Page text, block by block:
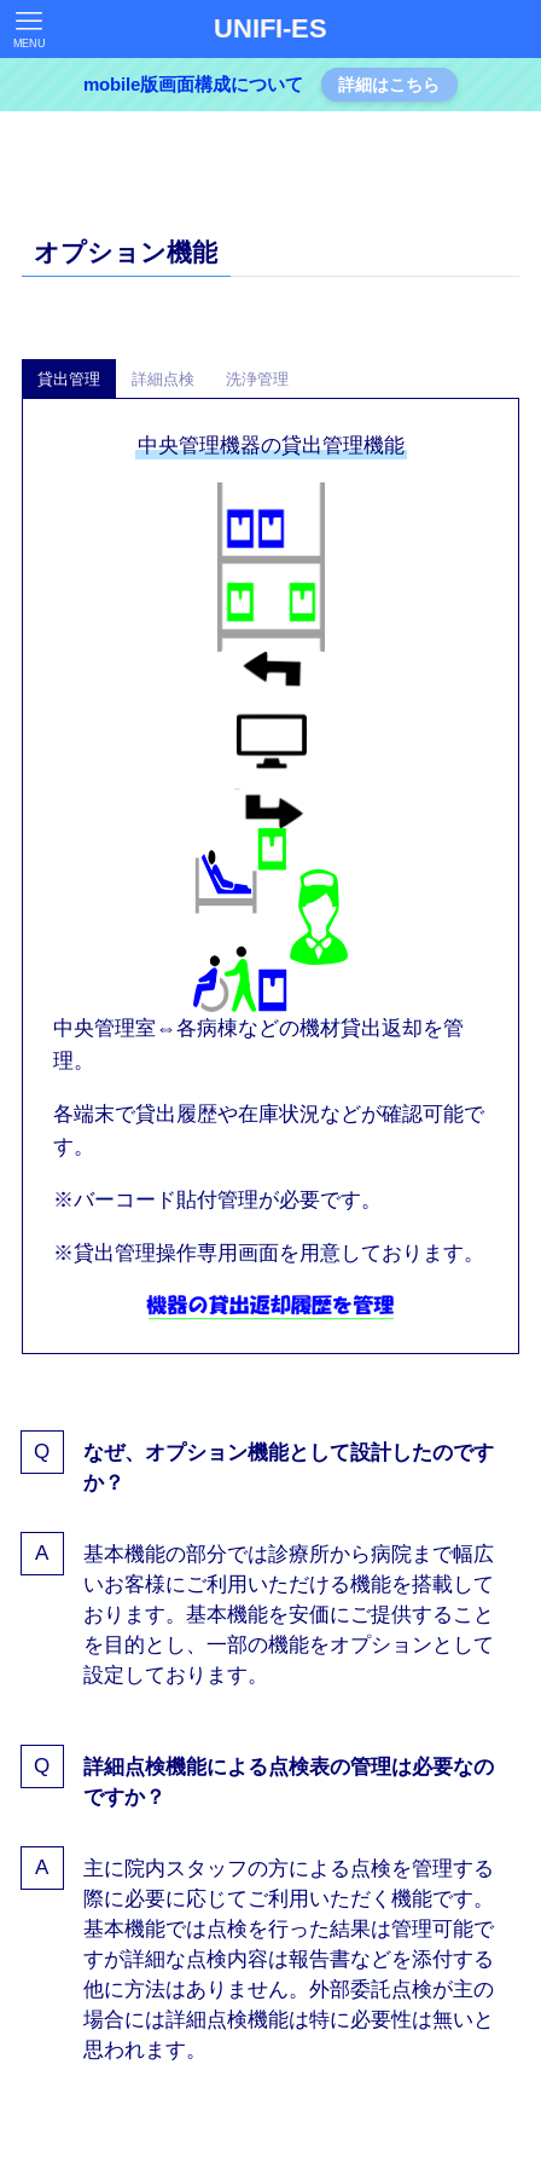
UNIFI-ES
MENU
mobile版画面構成について 詳細はこちら
オプション機能
貸出管理 詳細点検 洗浄管理
中央管理機器の貸出管理機能
中央管理室⇔各病棟などの機材貸出返却を管
理。
各端末で貸出履歴や在庫状況などが確認可能で
す。
※バーコード貼付管理が必要です。
※貸出管理操作専用画面を用意しております。
なぜ、オプション機能として設計したのです
か？
基本機能の部分では診療所から病院まで幅広
いお客様にご利用いただける機能を搭載して
おります。基本機能を安価にご提供すること
を目的とし、一部の機能をオプションとして
設定しております。
詳細点検機能による点検表の管理は必要なの
ですか？
主に院内スタッフの方による点検を管理する
際に必要に応じてご利用いただく機能です。
基本機能では点検を行った結果は管理可能で
すが詳細な点検内容は報告書などを添付する
他に方法はありません。外部委託点検が主の
場合には詳細点検機能は特に必要性は無いと
思われます。